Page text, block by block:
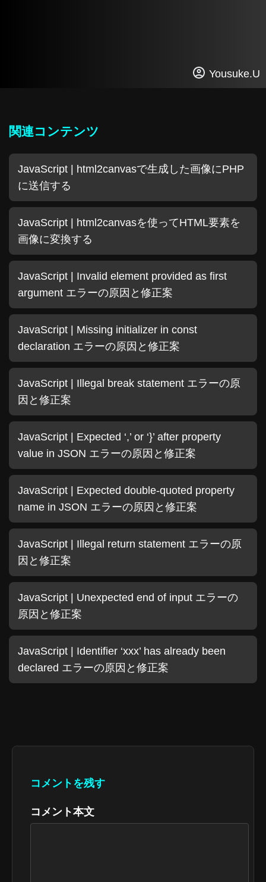
Yousuke.U
関連コンテンツ
JavaScript | html2canvasで生成した画像にPHP
に送信する
JavaScript | html2canvasを使ってHTML要素を
画像に変換する
JavaScript | Invalid element provided as first
argument エラーの原因と修正案
JavaScript | Missing initializer in const
declaration エラーの原因と修正案
JavaScript | Illegal break statement エラーの原
因と修正案
JavaScript | Expected ‘,’ or ‘}’ after property
value in JSON エラーの原因と修正案
JavaScript | Expected double-quoted property
name in JSON エラーの原因と修正案
JavaScript | Illegal return statement エラーの原
因と修正案
JavaScript | Unexpected end of input エラーの
原因と修正案
JavaScript | Identifier ‘xxx’ has already been
declared エラーの原因と修正案
コメントを残す
コメント本文